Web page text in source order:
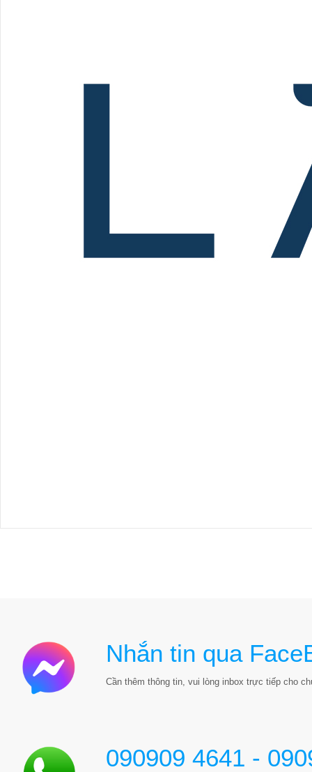
Nhắn tin qua
Cần thêm thông tin, vui lòng inbox trực tiếp cho
090909 4641 -